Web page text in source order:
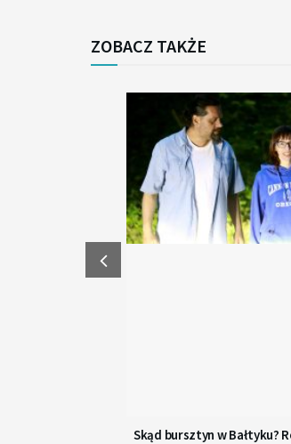
ZOBACZ TAKŻE
Skąd bursztyn w Bałtyku?